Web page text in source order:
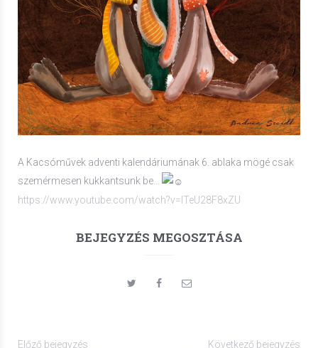
A Kacsóművek adventi kalendáriumának 6. ablaka mögé csak
szemérmesen kukkantsunk be…
https://www.youtube.com/watch?v=lTeU28F8xZU
BEJEGYZÉS MEGOSZTÁSA
Előző bejegyzés Következő bejegyzés